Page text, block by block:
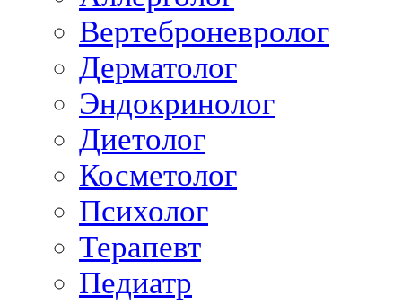
Вертеброневролог
Дерматолог
Эндокринолог
Диетолог
Косметолог
Психолог
Терапевт
Педиатр